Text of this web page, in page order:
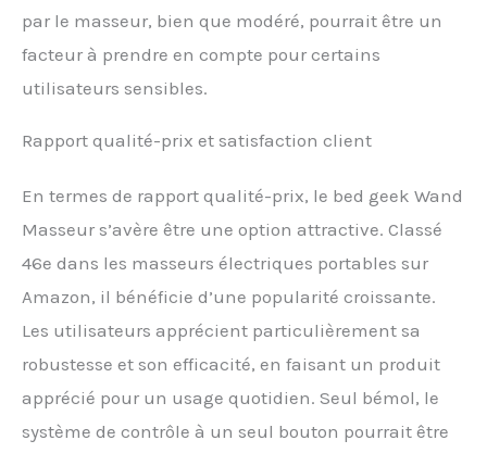
par le masseur, bien que modéré, pourrait être un
facteur à prendre en compte pour certains
utilisateurs sensibles.
Rapport qualité-prix et satisfaction client
En termes de rapport qualité-prix, le bed geek Wand
Masseur s’avère être une option attractive. Classé
46e dans les masseurs électriques portables sur
Amazon, il bénéficie d’une popularité croissante.
Les utilisateurs apprécient particulièrement sa
robustesse et son efficacité, en faisant un produit
apprécié pour un usage quotidien. Seul bémol, le
système de contrôle à un seul bouton pourrait être